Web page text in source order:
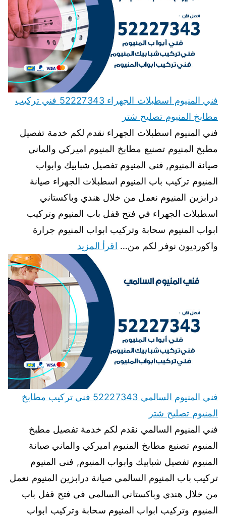
فني المنيوم اسطبلات الجهراء 52227343 فني تركيب
مطابخ المنيوم تصليح شتر
فني المنيوم اسطبلات الجهراء نقدم لكم خدمة تفصيل
مطبخ المنيوم تصنيع مطابخ المنيوم اميركي والماني
صيانة المنيوم, فنى المنيوم تفصيل شبابيك وابواب
المنيوم تركيب باب المنيوم اسطبلات الجهراء صيانة
درابزين المنيوم نعمل من خلال هندي وباكستاني
اسطبلات الجهراء في فتح قفل باب المنيوم وتركيب
ابواب المنيوم سحابة وتركيب ابواب المنيوم جرارة
واكورديون نوفر لكم من… اقرأ المزيد
فني المنيوم السالمي 52227343 فني تركيب مطابخ
المنيوم تصليح شتر
فني المنيوم السالمي نقدم لكم خدمة تفصيل مطبخ
المنيوم تصنيع مطابخ المنيوم اميركي والماني صيانة
المنيوم تفصيل شبابيك وابواب المنيوم, فنى المنيوم
تركيب باب المنيوم السالمي صيانة درابزين المنيوم نعمل
من خلال هندي وباكستاني السالمي في فتح قفل باب
المنيوم وتركيب ابواب المنيوم سحابة وتركيب ابواب